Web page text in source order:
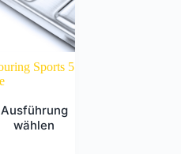
Sports 5
Ausführung
wählen